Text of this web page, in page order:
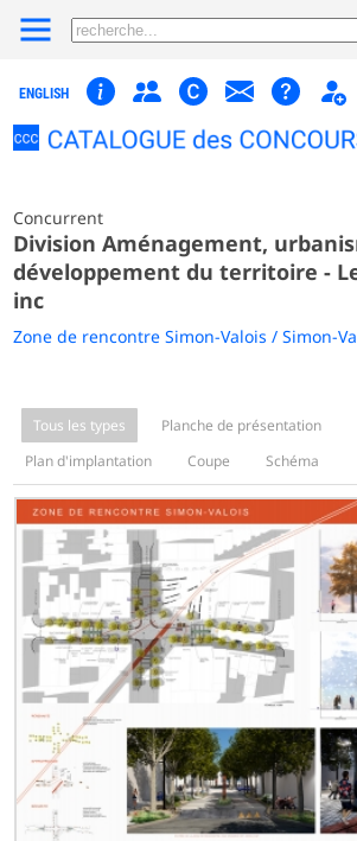
ENGLISH
Concurrent
Division Aménagement,
développement du territoire -
inc
Zone de rencontre Simon-Valois / Simon-
Tous les types Planche de présentation
Plan d'implantation
Coupe Schéma